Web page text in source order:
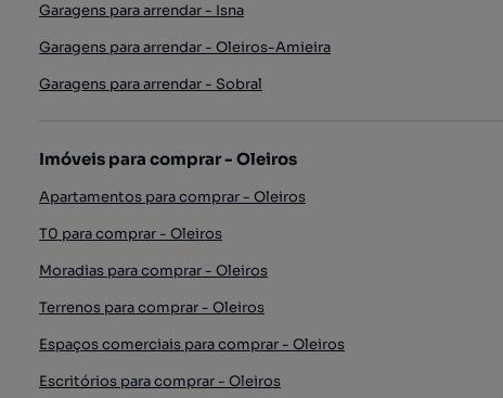
Garagens para arrendar - Isna
Garagens para arrendar - Oleiros-Amieira
Garagens para arrendar - Sobral
Imóveis para comprar - Oleiros
Apartamentos para comprar - Oleiros
T0 para comprar - Oleiros
Moradias para comprar - Oleiros
Terrenos para comprar - Oleiros
Espaços comerciais para comprar - Oleiros
Escritórios para comprar - Oleiros